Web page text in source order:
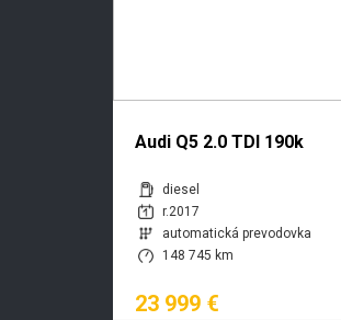
Audi Q5 2.0 TDI 190k
diesel
r.2017
automatická prevodovka
148 745 km
23 999 €